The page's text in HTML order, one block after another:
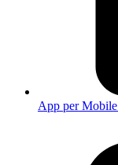
App per Mobile